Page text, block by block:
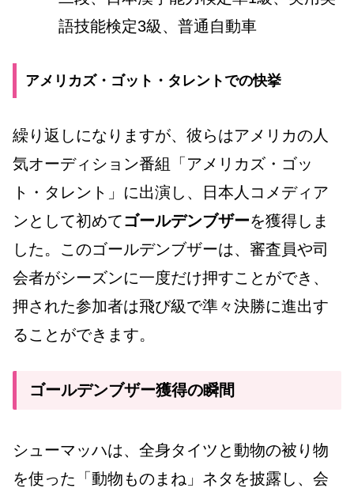
語技能検定3級、普通自動車
アメリカズ・ゴット・タレントでの快挙
繰り返しになりますが、彼らはアメリカの人
気オーディション番組「アメリカズ・ゴッ
ト・タレント」に出演し、日本人コメディア
ンとして初めてゴールデンブザーを獲得しま
した。このゴールデンブザーは、審査員や司
会者がシーズンに一度だけ押すことができ、
押された参加者は飛び級で準々決勝に進出す
ることができます。
ゴールデンブザー獲得の瞬間
シューマッハは、全身タイツと動物の被り物
を使った「動物ものまね」ネタを披露し、会